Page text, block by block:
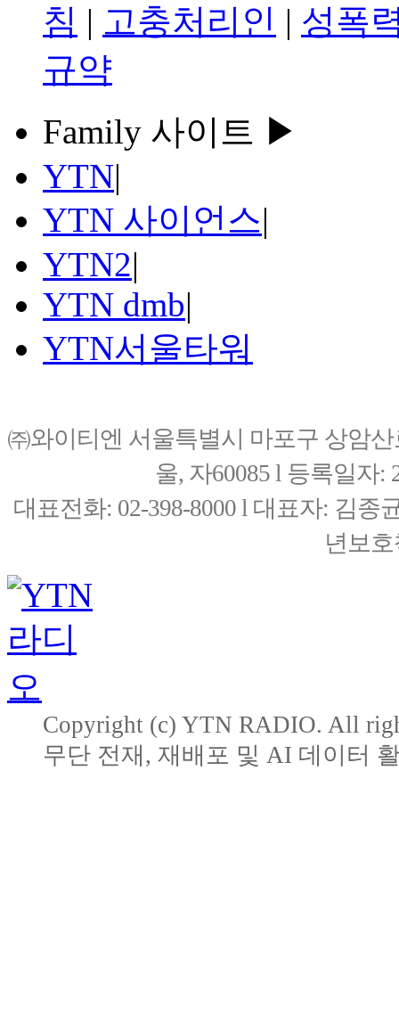
침 | 고충처리인 | 성폭
규약
Family 사이트 ▶
YTN|
YTN 사이언스|
YTN2|
YTN dmb|
YTN서울타워
㈜와이티엔 서울특별시 마포구 상암
울, 자60085 l 등록일자:
대표전화: 02-398-8000 l 대표자: 김종
년보
Copyright (c) YTN RADIO. All
무단 전재, 재배포 및 AI 데이터